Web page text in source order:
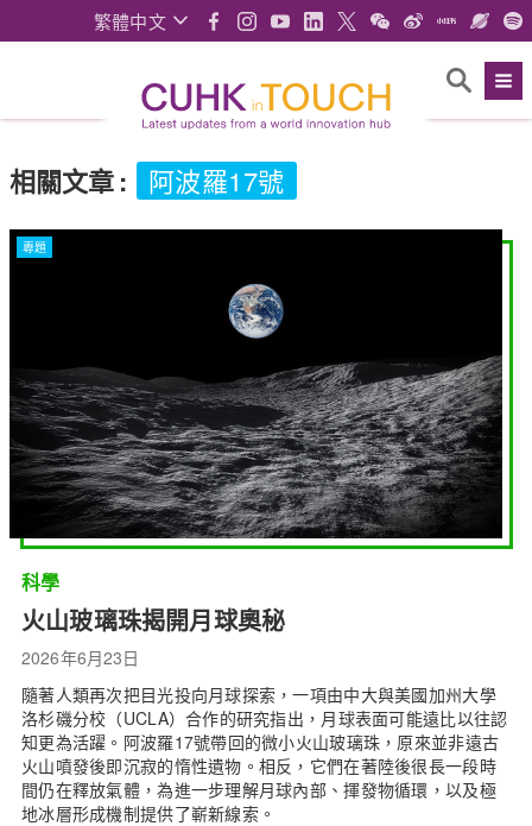
繁體中文
相關文章: 阿波羅17號
專題
科學
火山玻璃珠揭開月球奧秘
2026年6月23日
隨著人類再次把目光投向月球探索，一項由中大與美國加州大學
洛杉磯分校（UCLA）合作的研究指出，月球表面可能遠比以往認
知更為活躍。阿波羅17號帶回的微小火山玻璃珠，原來並非遠古
火山噴發後即沉寂的惰性遺物。相反，它們在著陸後很長一段時
間仍在釋放氣體，為進一步理解月球內部、揮發物循環，以及極
地冰層形成機制提供了嶄新線索。